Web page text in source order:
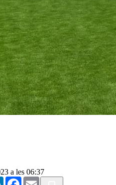
a les 06:37
LinkedInFacebook
Email